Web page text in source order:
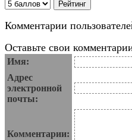
Комментарии
Оставьте свои
Имя:
Адрес
электронной
почты:
Комментарии: